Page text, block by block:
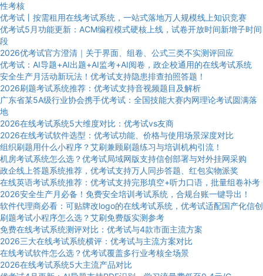
性考核
优考试丨按需租用在线考试系统，一站式落地万人规模线上知识竞赛
优考试5月功能更新：ACM编程模式硬核上线，试卷开放时间新增子时间
段
2026优考试官方澄清｜关于界面、组卷、公式三类不实测评回应
优考试：AI导题+AI出题+AI监考+AI阅卷，政企校通用的在线考试系统
安全生产月活动新玩法！优考试支持隐患排查拍照答题！
2026刷题考试系统推荐：优考试支持音视频题目及解析
广东省某5A级行业协会携手优考试：全国技能大赛内网理论考试圆满落
地
2026在线考试系统5大维度对比：优考试vs友商
2026在线考试软件选型：优考试功能、价格与使用场景深度对比
组织刷题用什么小程序？艾刷兼顾刷题练习与培训机构引流！
机房考试系统怎么选？优考试局域网版支持信创部署与对外挂网采购
政企线上答题系统推荐，优考试支持万人同步答题、红包实物派奖
在线英语考试系统推荐：优考试支持完形填空+听力口语，批量组卷补考
2026安全生产月必备！免费安全培训考试系统，合规台账一键导出！
软件代理商必看：可贴牌改logo的在线考试系统，优考试适配国产化信创
刷题考试小程序怎么选？艾刷免费版实测参考
免费在线考试系统测评对比：优考试与4款市面主流方案
2026三大在线考试系统横评：优考试与主流方案对比
在线考试软件怎么选？优考试覆盖多行业考核全场景
2026在线考试系统5大主流产品对比